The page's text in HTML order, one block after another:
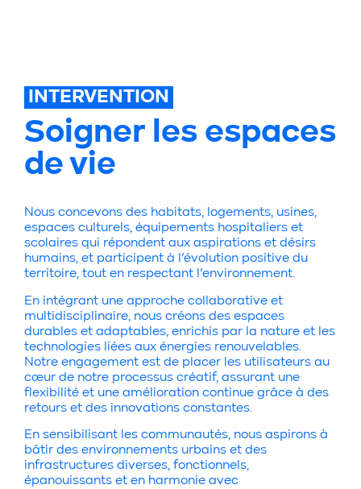
INTERVENTION
Soigner les espaces
de vie
Nous concevons des habitats, logements, usines,
espaces culturels, équipements hospitaliers et
scolaires qui répondent aux aspirations et désirs
humains, et participent à l’évolution positive du
territoire, tout en respectant l’environnement.
En intégrant une approche collaborative et
multidisciplinaire, nous créons des espaces
durables et adaptables, enrichis par la nature et les
technologies liées aux énergies renouvelables.
Notre engagement est de placer les utilisateurs au
cœur de notre processus créatif, assurant une
flexibilité et une amélioration continue grâce à des
retours et des innovations constantes.
En sensibilisant les communautés, nous aspirons à
bâtir des environnements urbains et des
infrastructures diverses, fonctionnels,
épanouissants et en harmonie avec